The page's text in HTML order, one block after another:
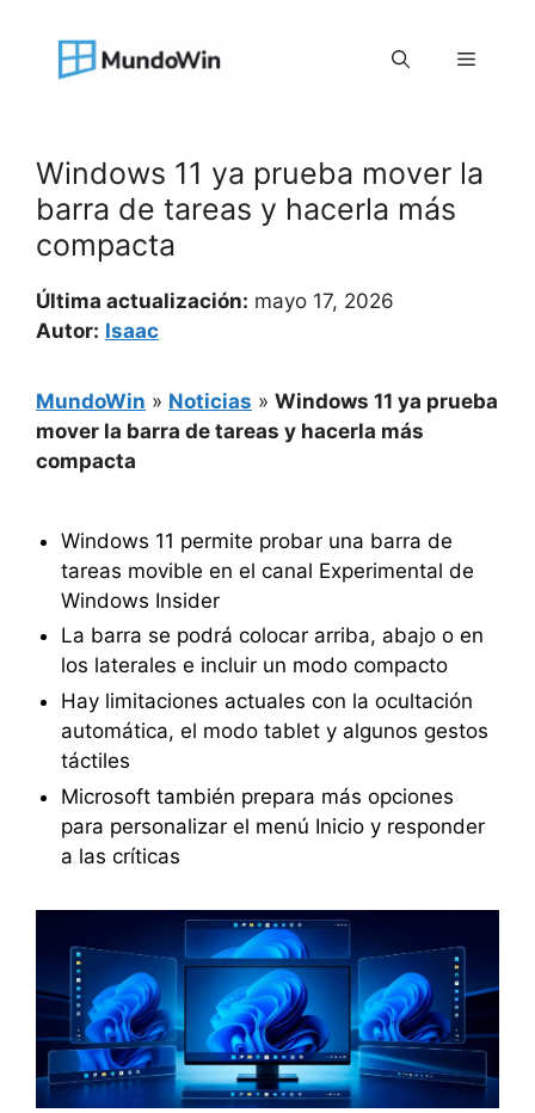
contenido
Menú
Windows 11 ya prueba mover la
barra de tareas y hacerla más
compacta
Última actualización: mayo 17, 2026
Autor: Isaac
MundoWin » Noticias » Windows 11 ya prueba
mover la barra de tareas y hacerla más
compacta
Windows 11 permite probar una barra de
tareas movible en el canal Experimental de
Windows Insider
La barra se podrá colocar arriba, abajo o en
los laterales e incluir un modo compacto
Hay limitaciones actuales con la ocultación
automática, el modo tablet y algunos gestos
táctiles
Microsoft también prepara más opciones
para personalizar el menú Inicio y responder
a las críticas